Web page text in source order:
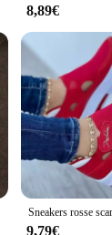
8,89€
9,79€